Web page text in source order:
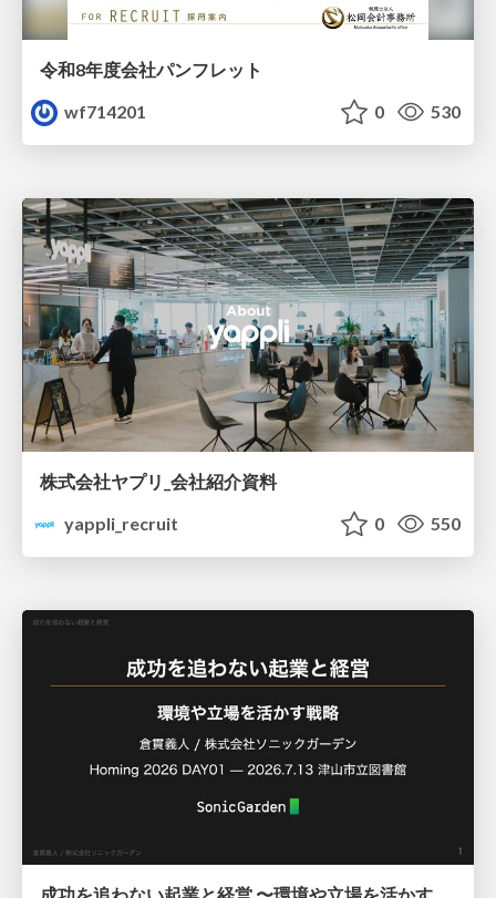
令和8年度会社パンフレット
wf714201
0 530
株式会社ヤプリ_会社紹介資料
yappli_recruit
0 550